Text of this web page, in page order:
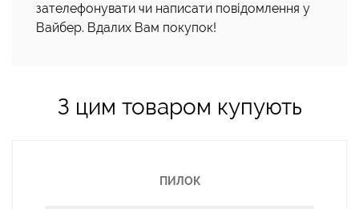
зателефонувати чи написати повідомлення у
Вайбер. Вдалих Вам покупок!
З цим товаром купують
ПИЛОК